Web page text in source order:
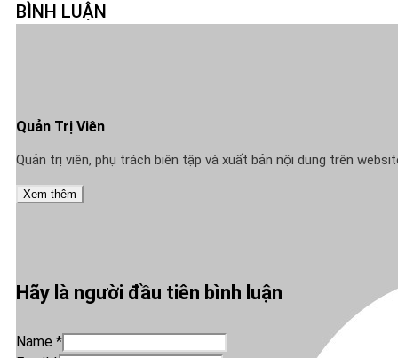
BÌNH LUẬN
Quản Trị Viên
Quản trị viên, phụ trách biên tập và xuất bản nội dung trên
Xem thêm
Hãy là người đầu tiên bình luận
Name *